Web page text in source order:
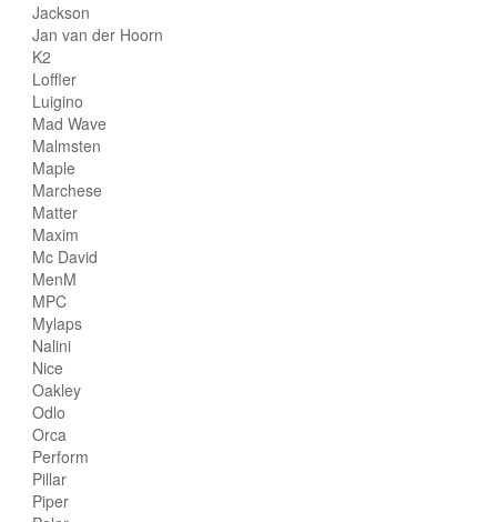
Jackson
Jan van der Hoorn
K2
Loffler
Luigino
Mad Wave
Malmsten
Maple
Marchese
Matter
Maxim
Mc David
MenM
MPC
Mylaps
Nalini
Nice
Oakley
Odlo
Orca
Perform
Pillar
Piper